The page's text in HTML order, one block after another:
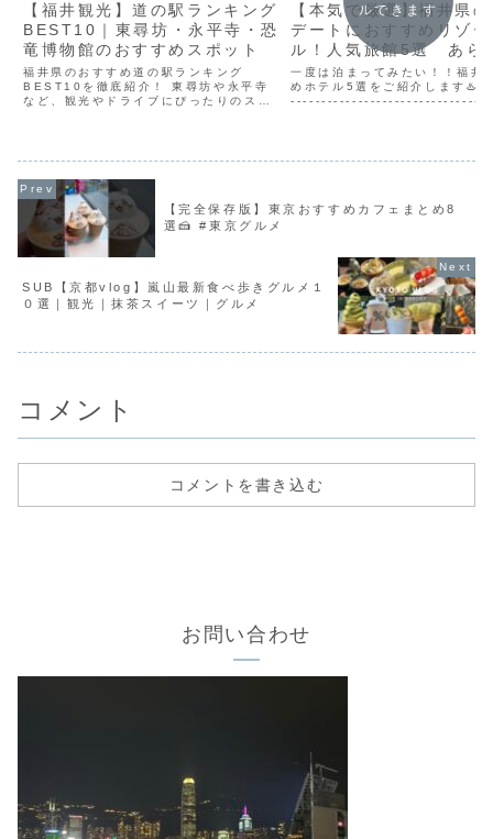
【福井観光】道の駅ランキング
BEST10｜東尋坊・永平寺・恐
竜博物館のおすすめスポット
福井県のおすすめ道の駅ランキング
BEST10を徹底紹介！ 東尋坊や永平寺
など、観光やドライブにぴったりのスポ
【本気で厳選】福井県
デートにおすすめリゾ
ル！人気旅館5選 あら
東尋坊
一度は泊まってみたい！！福井
めホテル5選をご紹介します
ルできます
【完全保存版】東京おすすめカフェまとめ8
選🍰 #東京グルメ
SUB【京都vlog】嵐山最新食べ歩きグルメ１
０選｜観光｜抹茶スイーツ｜グルメ
コメント
コメントを書き込む
お問い合わせ